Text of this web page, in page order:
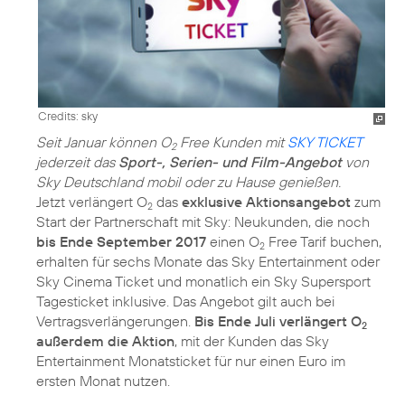
Credits: sky
Seit Januar können O2Free Kunden mitSKY TICKET
jederzeit das Sport-, Serien- und Film-Angebotvon
Sky Deutschland mobil oder zu Hause genießen.
Jetzt verlängert O2 das exklusive Aktionsangebot zum
Start der Partnerschaft mit Sky: Neukunden, die noch
bis Ende September 2017 einen O2 Free Tarif buchen,
erhalten für sechs Monate das Sky Entertainment oder
Sky Cinema Ticket und monatlich ein Sky Supersport
Tagesticket inklusive. Das Angebot gilt auch bei
Vertragsverlängerungen. Bis Ende Juli verlängert O2
außerdem die Aktion, mit der Kunden das Sky
Entertainment Monatsticket für nur einen Euro im
ersten Monat nutzen.